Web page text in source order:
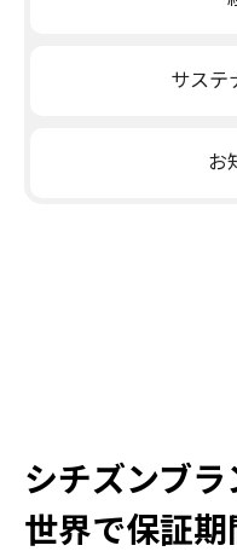
サステ
お
シチズンブ
世界で保証